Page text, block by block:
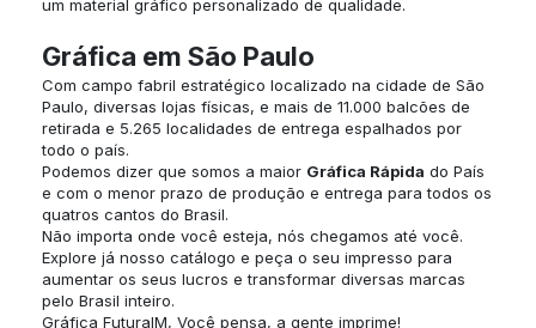
um material gráfico personalizado de qualidade.
Gráfica em São Paulo
Com campo fabril estratégico localizado na cidade de São
Paulo, diversas lojas físicas, e mais de 11.000 balcões de
retirada e 5.265 localidades de entrega espalhados por
todo o país.
Podemos dizer que somos a maior Gráfica Rápida do País
e com o menor prazo de produção e entrega para todos os
quatros cantos do Brasil.
Não importa onde você esteja, nós chegamos até você.
Explore já nosso catálogo e peça o seu impresso para
aumentar os seus lucros e transformar diversas marcas
pelo Brasil inteiro.
Gráfica FuturaIM, Você pensa, a gente imprime!